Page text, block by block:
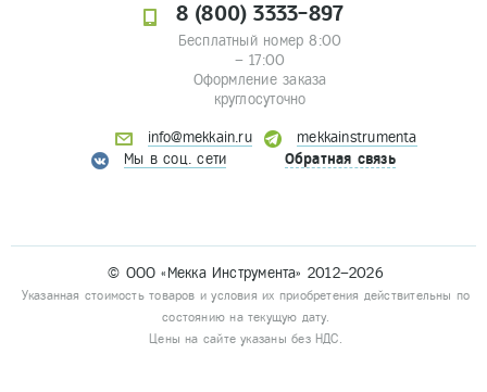
8 (800) 3333-897
Бесплатный номер 8:00
– 17:00
Оформление заказа
круглосуточно
info@mekkain.ru
mekkainstrumenta
Мы в соц. сети
Обратная связь
© ООО «Мекка Инструмента» 2012–2026
Указанная стоимость товаров и условия их приобретения действительны по
состоянию на текущую дату.
Цены на сайте указаны без НДС.